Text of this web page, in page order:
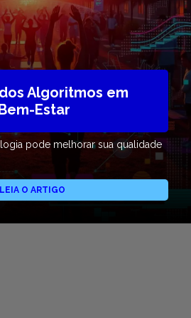
Algoritmos em
Estar
pode melhorar sua qualidade
LEIA O ARTIGO